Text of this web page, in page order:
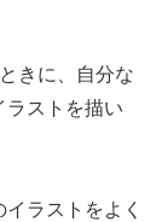
きに、自分な
ラストを描い
ラストをよく